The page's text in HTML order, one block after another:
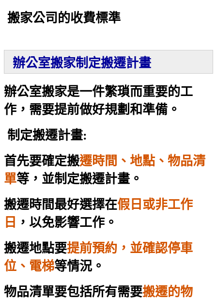
搬家公司的收費標準
辦公室搬家制定搬遷計畫
辦公室搬家是一件繁瑣而重要的工
作，需要提前做好規劃和準備。
制定搬遷計畫:
首先要確定搬遷時間、地點、物品清
單等，並制定搬遷計畫。
搬遷時間最好選擇在假日或非工作
日 ，以免影響工作。
搬遷地點要提前預約，並確認停車
位、電梯等情況。
物品清單要包括所有需要搬遷的物